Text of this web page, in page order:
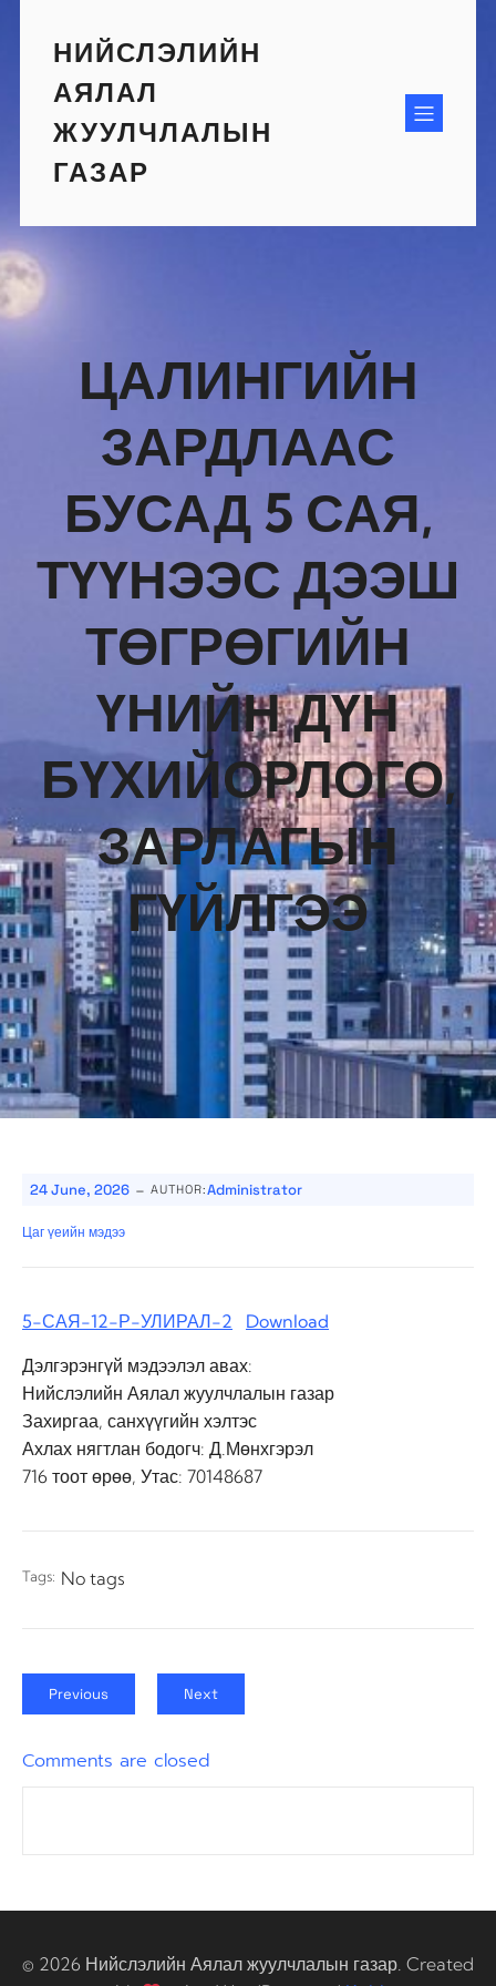
contentНИЙСЛЭЛИЙН
АЯЛАЛ
ЖУУЛЧЛАЛЫН
ГАЗАР
ЦАЛИНГИЙН
ЗАРДЛААС
БУСАД 5 САЯ,
ТҮҮНЭЭС ДЭЭШ
ТӨГРӨГИЙН
ҮНИЙН ДҮН
БҮХИЙОРЛОГО,
ЗАРЛАГЫН
ГҮЙЛГЭЭ
24 June, 2026 - AUTHOR:Administrator
Цаг үеийн мэдээ
5-САЯ-12-Р-УЛИРАЛ-2
Download
Дэлгэрэнгүй мэдээлэл авах:
Нийслэлийн Аялал жуулчлалын газар
Захиргаа, санхүүгийн хэлтэс
Ахлах нягтлан бодогч: Д.Мөнхгэрэл
716 тоот өрөө, Утас: 70148687
Tags: No tags
Previous Next
Comments are closed
© 2026 Нийслэлийн Аялал жуулчлалын газар. Created